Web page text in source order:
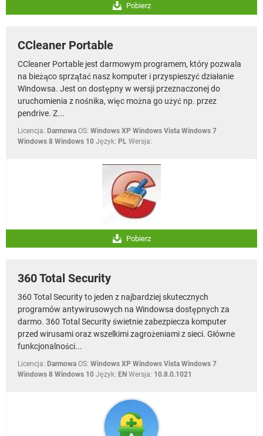
Pobierz
CCleaner Portable
CCleaner Portable jest darmowym programem, który pozwala
na bieżąco sprzątać nasz komputer i przyspieszyć działanie
Windowsa. Jest on dostępny w wersji przeznaczonej do
uruchomienia z nośnika, więc można go użyć np. przez
pendrive. Z...
Licencja: Darmowa OS: Windows XP Windows Vista Windows 7
Windows 8 Windows 10 Język: PL Wersja:
Pobierz
360 Total Security
360 Total Security to jeden z najbardziej skutecznych
programów antywirusowych na Windowsa dostępnych za
darmo. 360 Total Security świetnie zabezpiecza komputer
przed wirusami oraz wszelkimi zagrożeniami z sieci. Główne
funkcjonalności...
Licencja: Darmowa OS: Windows XP Windows Vista Windows 7
Windows 8 Windows 10 Język: EN Wersja: 10.8.0.1021